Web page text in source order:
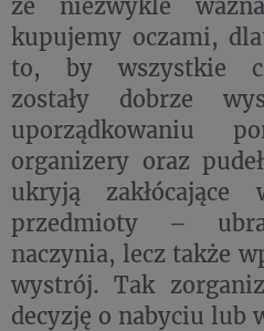
kupujemy oczami,
to, by wszystkie
zostały dobrze
uporządkowaniu
organizery oraz
ukryją zakłócające
przedmioty –
naczynia, lecz także
wystrój. Tak
decyzję o nabyciu lub